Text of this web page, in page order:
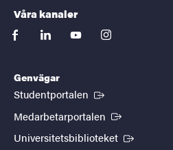
Våra kanaler
facebooklinkedinyoutubeinstagram
Genvägar
Studentportalen (Extern länk)
Medarbetarportalen (Extern länk)
Universitetsbiblioteket (Extern länk)